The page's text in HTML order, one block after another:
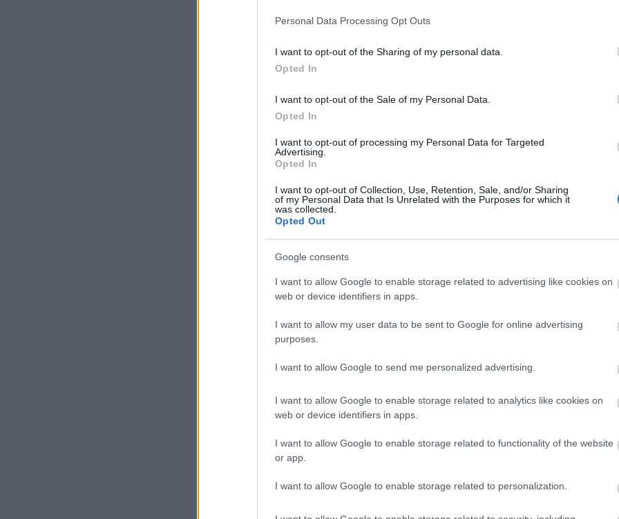
Personal Data Processing Opt Outs
I want to opt-out of the Sharing of my personal data.
Opted In
I want to opt-out of the Sale of my Personal Data.
Opted In
I want to opt-out of processing my Personal Data for Targeted
Advertising.
Opted In
I want to opt-out of Collection, Use, Retention, Sale, and/or Sharing
of my Personal Data that Is Unrelated with the Purposes for which it
was collected.
Opted Out
Google consents
I want to allow Google to enable storage related to advertising like cookies on
web or device identifiers in apps.
I want to allow my user data to be sent to Google for online advertising
purposes.
I want to allow Google to send me personalized advertising.
I want to allow Google to enable storage related to analytics like cookies on
web or device identifiers in apps.
I want to allow Google to enable storage related to functionality of the website
or app.
I want to allow Google to enable storage related to personalization.